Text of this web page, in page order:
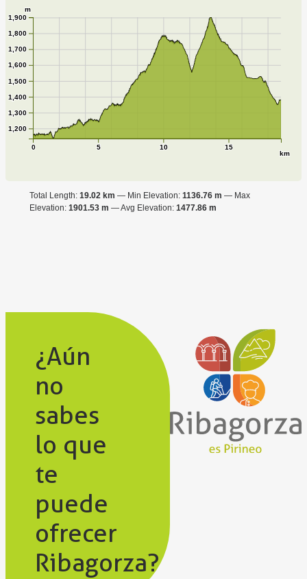
0 5 10 15
km
1,200
1,300
1,400
1,500
1,600
1,700
1,800
1,900
m
Total Length: 19.02 km Min Elevation: 1136.76 m
Max
Elevation: 1901.53 m Avg Elevation: 1477.86 m
¿Aún
no
sabes
lo que
te
puede
ofrecer
Ribagorza?